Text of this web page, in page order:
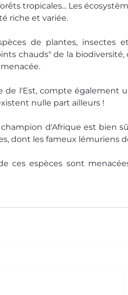
tropicales... Les
riche et variée.
de plantes, insectes
chauds" de la
de l'Est, compte également
nulle part ailleurs !
d'Afrique est bien
dont les fameux lémuriens
ces espèces sont